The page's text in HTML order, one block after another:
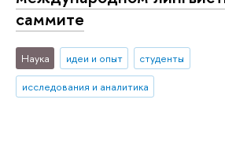
саммите
Наука идеи и опыт
студенты
исследования и аналитика